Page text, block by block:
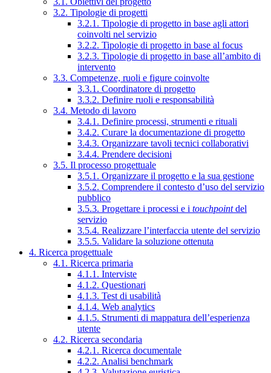
3.2. Tipologie di progetti
3.2.1. Tipologie di progetto in base agli attori
coinvolti nel servizio
3.2.2. Tipologie di progetto in base al focus
3.2.3. Tipologie di progetto in base all’ambito di
intervento
3.3. Competenze, ruoli e figure coinvolte
3.3.1. Coordinatore di progetto
3.3.2. Definire ruoli e responsabilità
3.4. Metodo di lavoro
3.4.1. Definire processi, strumenti e rituali
3.4.2. Curare la documentazione di progetto
3.4.3. Organizzare tavoli tecnici collaborativi
3.4.4. Prendere decisioni
3.5. Il processo progettuale
3.5.1. Organizzare il progetto e la sua gestione
3.5.2. Comprendere il contesto d’uso del servizio
pubblico
3.5.3. Progettare i processi e i touchpointdel
servizio
3.5.4. Realizzare l’interfaccia utente del servizio
3.5.5. Validare la soluzione ottenuta
4. Ricerca progettuale
4.1. Ricerca primaria
4.1.1. Interviste
4.1.2. Questionari
4.1.3. Test di usabilità
4.1.4. Web analytics
4.1.5. Strumenti di mappatura dell’esperienza
utente
4.2. Ricerca secondaria
4.2.1. Ricerca documentale
4.2.2. Analisi benchmark